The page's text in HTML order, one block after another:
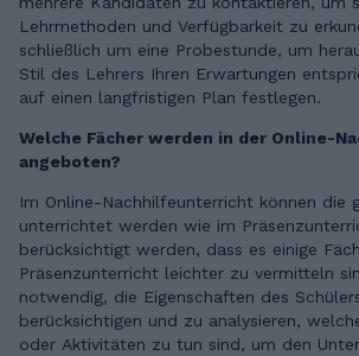
Lehrmethoden und Verfügbarkeit zu
schließlich um eine Probestunde, um
Stil des Lehrers Ihren Erwartungen
auf einen langfristigen Plan festlegen.
Welche Fächer werden in der Online-
angeboten?
Im Online-Nachhilfeunterricht können die
unterrichtet werden wie im
berücksichtigt werden, dass es einige
Präsenzunterricht leichter zu vermitteln
notwendig, die Eigenschaften des
berücksichtigen und zu analysieren,
oder Aktivitäten zu tun sind, um den